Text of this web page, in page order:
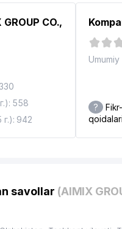
CO.,
558
942
Umumiy
?
qoidalari
savollar (AIMIX